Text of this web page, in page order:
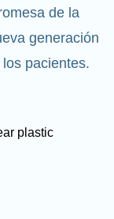
de la
generación
pacientes.